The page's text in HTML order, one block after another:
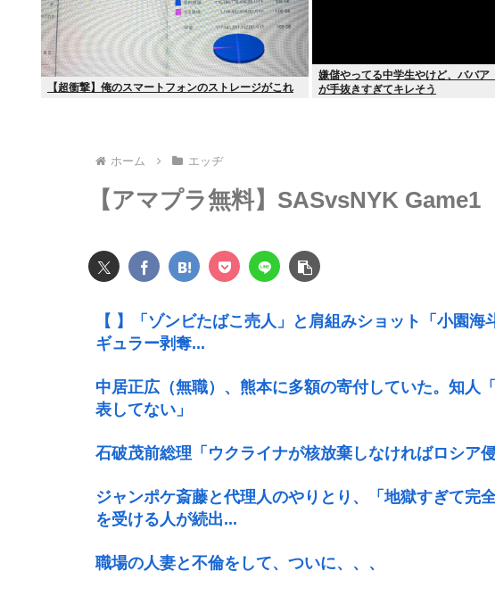
【超衝撃】俺のスマートフォンのストレージがこれ
嫌儲やってる中学生やけど、ババア
が手抜きすぎてキレそう
ホーム エッヂ
【アマプラ無料】SASvsNYK Game1
【 】「ゾンビたばこ売人」と肩組みショット「小園
ギュラー剥奪...
中居正広（無職）、熊本に多額の寄付していた。知人
表してない」
石破茂前総理「ウクライナが核放棄しなければロシア
ジャンポケ斎藤と代理人のやりとり、「地獄すぎて
を受ける人が続出...
職場の人妻と不倫をして、ついに、、、